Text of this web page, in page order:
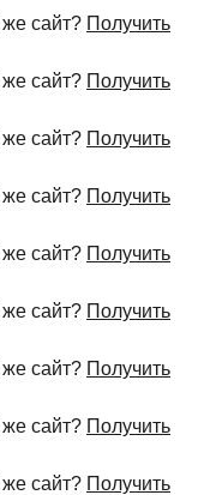
сайт? Получить
сайт? Получить
сайт? Получить
сайт? Получить
сайт? Получить
сайт? Получить
сайт? Получить
сайт? Получить
сайт? Получить